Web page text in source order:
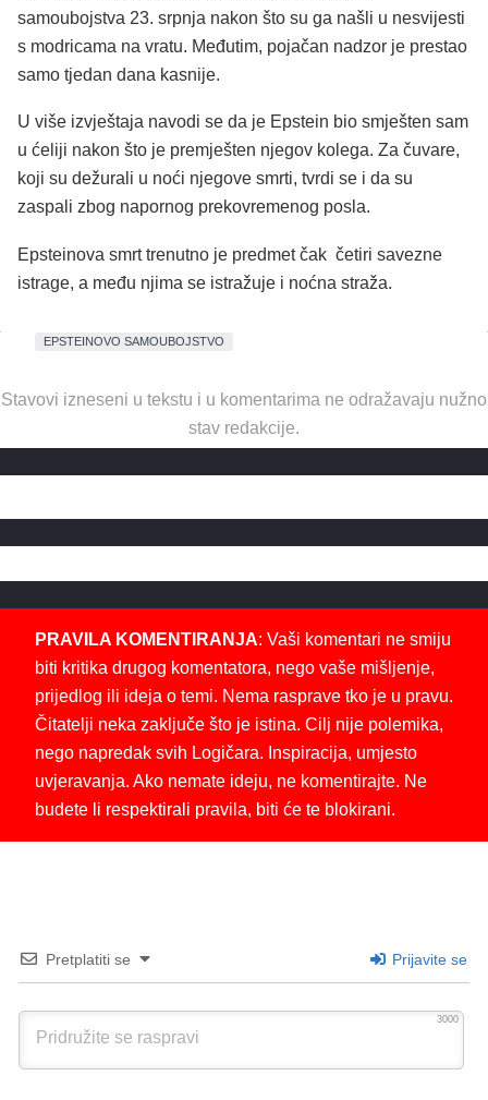
samoubojstva 23. srpnja nakon što su ga našli u nesvijesti
s modricama na vratu. Međutim, pojačan nadzor je prestao
samo tjedan dana kasnije.
U više izvještaja navodi se da je Epstein bio smješten sam
u ćeliji nakon što je premješten njegov kolega. Za čuvare,
koji su dežurali u noći njegove smrti, tvrdi se i da su
zaspali zbog napornog prekovremenog posla.
Epsteinova smrt trenutno je predmet čak četiri savezne
istrage, a među njima se istražuje i noćna straža.
EPSTEINOVO SAMOUBOJSTVO
Stavovi izneseni u tekstu i u komentarima ne odražavaju nužno
stav redakcije.
PRAVILA KOMENTIRANJA: Vaši komentari ne smiju
biti kritika drugog komentatora, nego vaše mišljenje,
prijedlog ili ideja o temi. Nema rasprave tko je u pravu.
Čitatelji neka zaključe što je istina. Cilj nije polemika,
nego napredak svih Logičara. Inspiracija, umjesto
uvjeravanja. Ako nemate ideju, ne komentirajte. Ne
budete li respektirali pravila, biti će te blokirani.
Pretplatiti se Prijavite se
3000